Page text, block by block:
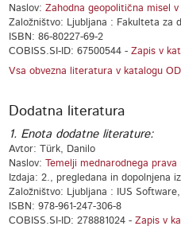
Naslov:Zahodna geopolitična misel
Založništvo: Ljubljana : Fakulteta za
ISBN: 86-80227-69-2
COBISS.SI-ID: 67500544 -Zapis v
Vsa obvezna literatura v katalogu
Dodatna literatura
1. Enota dodatne literature:
Avtor: Türk, Danilo
Naslov:Temelji mednarodnega prava
Izdaja: 2., pregledana in dopolnjena
Založništvo: Ljubljana : IUS
ISBN: 978-961-247-306-8
COBISS.SI-ID: 278881024 -Zapis v